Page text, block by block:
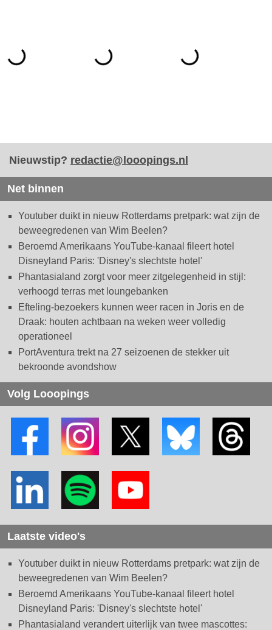
Nieuwstip? redactie@looopings.nl
Net binnen
Youtuber duikt in nieuw Rotterdams pretpark: wat zijn de
beweegredenen van Wim Beelen?
Beroemd Amerikaans YouTube-kanaal fileert hotel
Disneyland Paris: 'Disney's slechtste hotel'
Phantasialand zorgt voor meer zitgelegenheid in stijl:
verhoogd terras met loungebanken
Efteling-bezoekers kunnen weer racen in Joris en de
Draak: houten achtbaan na weken weer volledig
operationeel
PortAventura trekt na 27 seizoenen de stekker uit
bekroonde avondshow
Volg Looopings
Laatste video's
Youtuber duikt in nieuw Rotterdams pretpark: wat zijn de
beweegredenen van Wim Beelen?
Beroemd Amerikaans YouTube-kanaal fileert hotel
Disneyland Paris: 'Disney's slechtste hotel'
Phantasialand verandert uiterlijk van twee mascottes: